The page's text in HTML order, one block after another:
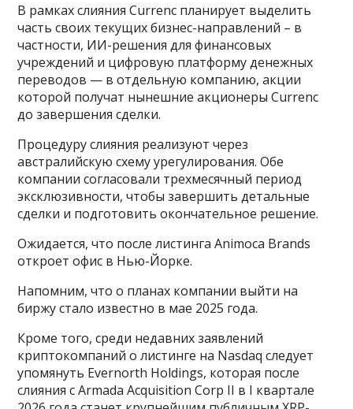
В рамках слияния Currenc планирует выделить
часть своих текущих бизнес-направлений – в
частности, ИИ-решения для финансовых
учреждений и цифровую платформу денежных
переводов — в отдельную компанию, акции
которой получат нынешние акционеры Currenc
до завершения сделки.
Процедуру слияния реализуют через
австралийскую схему урегулирования. Обе
компании согласовали трехмесячный период
эксклюзивности, чтобы завершить детальные
сделки и подготовить окончательное решение.
Ожидается, что после листинга Animoca Brands
откроет офис в Нью-Йорке.
Напомним, что о планах компании выйти на
биржу стало известно в мае 2025 года.
Кроме того, среди недавних заявлений
криптокомпаний о листинге на Nasdaq следует
упомянуть Evernorth Holdings, которая после
слияния с Armada Acquisition Corp II в І квартале